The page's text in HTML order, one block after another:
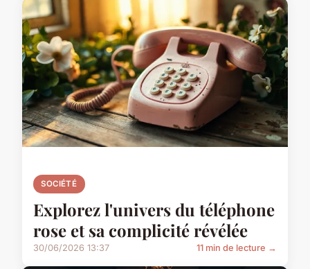
SOCIÉTÉ
Explorez l'univers du téléphone
rose et sa complicité révélée
30/06/2026 13:37 11 min de lecture →